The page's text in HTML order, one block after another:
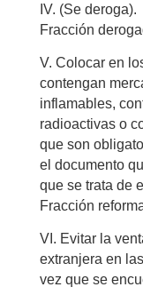
IV. (Se deroga).
Fracción
V. Colocar en
contengan
inflamables,
radioactivas o
que son
el documento
que se trata de
Fracción
VI. Evitar la
extranjera en
vez que se